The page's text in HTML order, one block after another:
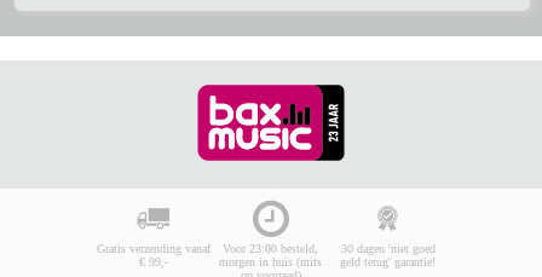
Gratis verzending vanaf
€ 99,-
Voor 23:00 besteld,
morgen in huis (mits
30 dagen 'niet goed
geld terug' garantie!